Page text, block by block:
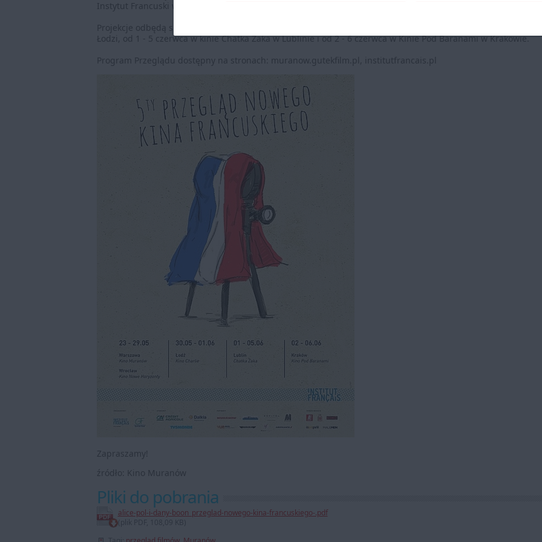
Instytut Francuski w Polsce oraz Gutek Film.
Projekcje odbędą się od 23 - 29 maja w warszawskim kinie Muranów oraz Kinie Nowe Horyzonty we
Łodzi, od 1 - 5 czerwca w kinie Chatka Żaka w Lublinie i od 2 - 6 czerwca w Kinie Pod Baranami w Krakowie.
Program Przeglądu dostępny na stronach: muranow.gutekfilm.pl, institutfrancais.pl
Zapraszamy!
źródło: Kino Muranów
Pliki do pobrania
alice-pol-i-dany-boon_przeglad-nowego-kina-francuskiego-.pdf
(plik PDF, 108,09 KB)